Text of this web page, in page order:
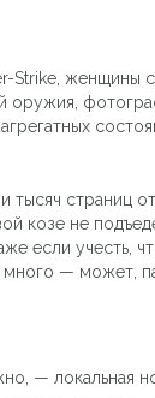
Strike, женщины
оружия,
страниц
козе не
если учесть,
— может,
— локальная